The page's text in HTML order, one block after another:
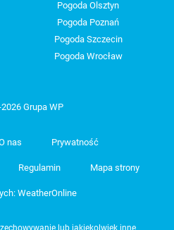
Pogoda Olsztyn
Pogoda Poznań
Pogoda Szczecin
Pogoda Wrocław
Grupa WP
nas Prywatność
Regulamin Mapa strony
WeatherOnline
lub jakiekolwiek inne